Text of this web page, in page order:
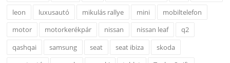
leon
luxusautó mikulás rallye mini
mobiltelefon
motor
motorkerékpár nissan nissan leaf
q2
qashqai
samsung seat seat ibiza
skoda